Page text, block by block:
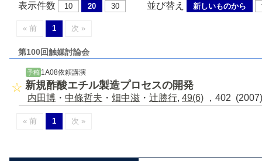
表示件数 10 20 30 並び替え 新しいものから
« 前 1 次 »
第100回触媒討論会
予稿 1A08依頼講演
新規酢酸エチル製造プロセスの開発
内田博 ・ 中條哲夫 ・ 畑中滋 ・ 辻勝行, 49(6) ，402
« 前 1 次 »